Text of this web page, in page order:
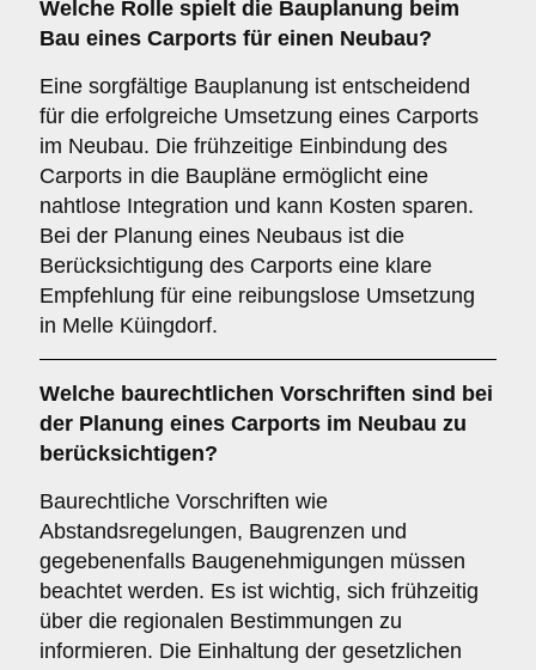
Welche Rolle spielt die Bauplanung beim
Bau eines Carports für einen Neubau?
Eine sorgfältige Bauplanung ist entscheidend
für die erfolgreiche Umsetzung eines Carports
im Neubau. Die frühzeitige Einbindung des
Carports in die Baupläne ermöglicht eine
nahtlose Integration und kann Kosten sparen.
Bei der Planung eines Neubaus ist die
Berücksichtigung des Carports eine klare
Empfehlung für eine reibungslose Umsetzung
in Melle Küingdorf.
Welche baurechtlichen Vorschriften sind bei
der Planung eines Carports im Neubau zu
berücksichtigen?
Baurechtliche Vorschriften wie
Abstandsregelungen, Baugrenzen und
gegebenenfalls Baugenehmigungen müssen
beachtet werden. Es ist wichtig, sich frühzeitig
über die regionalen Bestimmungen zu
informieren. Die Einhaltung der gesetzlichen